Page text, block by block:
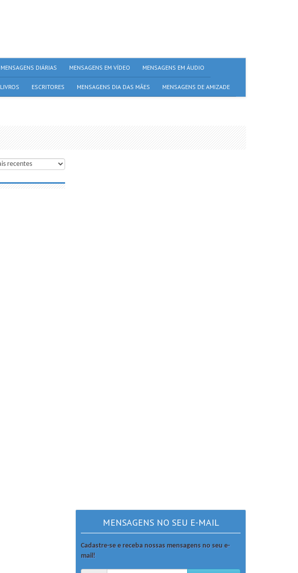
MENSAGENS DIÁRIAS MENSAGENS EM VÍDEO MENSAGENS EM ÁUDIO
LIVROS ESCRITORES MENSAGENS DIA DAS MÃES MENSAGENS DE AMIZADE
MENSAGENS NO SEU E-MAIL
Cadastre-se e receba nossas mensagens no seu e-
mail!